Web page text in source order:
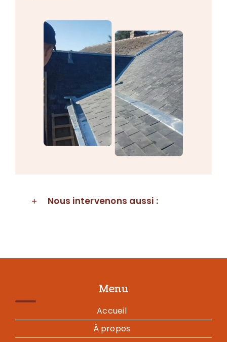
Nous intervenons aussi :
Menu
Accueil
À propos